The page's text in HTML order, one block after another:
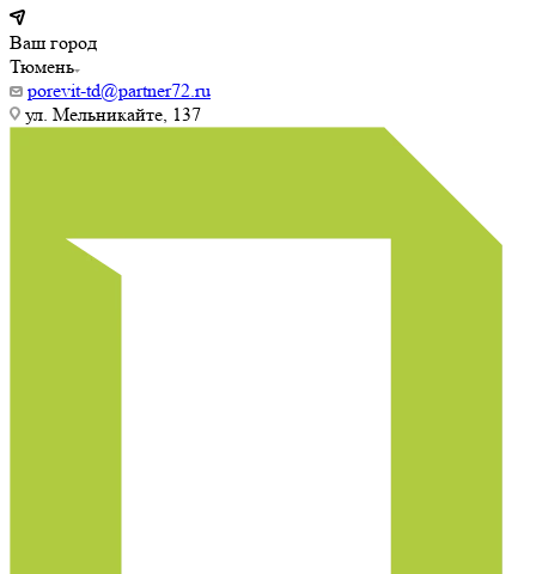
Ваш город
Тюмень
porevit-td@partner72.ru
ул. Мельникайте, 137